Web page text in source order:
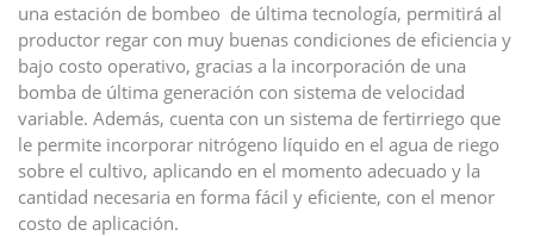
una estación de bombeo de última tecnología, permitirá al
productor regar con muy buenas condiciones de eficiencia y
bajo costo operativo, gracias a la incorporación de una
bomba de última generación con sistema de velocidad
variable. Además, cuenta con un sistema de fertirriego que
le permite incorporar nitrógeno líquido en el agua de riego
sobre el cultivo, aplicando en el momento adecuado y la
cantidad necesaria en forma fácil y eficiente, con el menor
costo de aplicación.